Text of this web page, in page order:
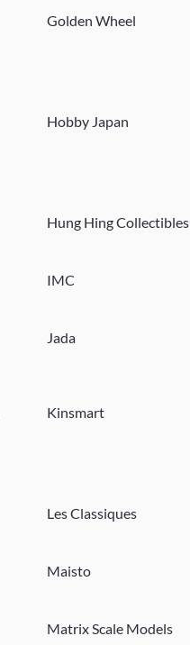
Golden Wheel
Hobby Japan
Hung Hing Collectibles
IMC
Jada
Kinsmart
Les Classiques
Maisto
Matrix Scale Models